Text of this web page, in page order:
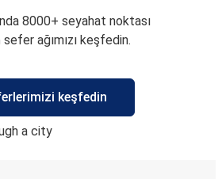
8000+ seyahat noktası
sefer ağımızı keşfedin.
keşfedin